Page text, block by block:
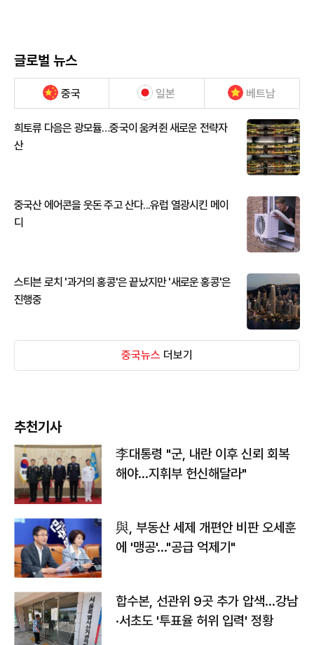
글로벌 뉴스
중국 일본 베트남
희토류 다음은 광모듈…중국이 움켜쥔 새로운 전략자
산
중국산 에어콘을 웃돈 주고 산다...유럽 열광시킨 메이
디
스티븐 로치 '과거의 홍콩'은 끝났지만 '새로운 홍콩'은
진행중
중국뉴스 더보기
추천기사
李대통령 "군, 내란 이후 신뢰 회복
해야…지휘부 헌신해달라"
與, 부동산 세제 개편안 비판 오세훈
에 '맹공'…"공급 억제기"
합수본, 선관위 9곳 추가 압색…강남
·서초도 '투표율 허위 입력' 정황